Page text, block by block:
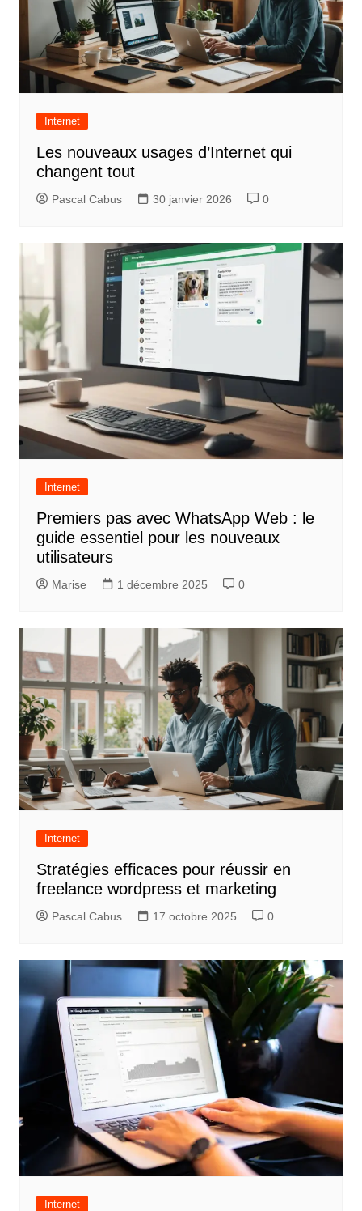
o
n
r
i
c
l
e
Internet
Les nouveaux usages d’Internet qui
changent tout
Pascal Cabus 30 janvier 2026 0
Internet
Premiers pas avec WhatsApp Web : le
guide essentiel pour les nouveaux
utilisateurs
Marise 1 décembre 2025 0
Internet
Stratégies efficaces pour réussir en
freelance wordpress et marketing
Pascal Cabus 17 octobre 2025 0
Internet